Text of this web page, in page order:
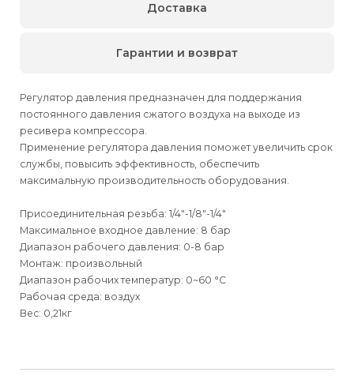
Регулятор давления предназначен для поддержания
постоянного давления сжатого воздуха на выходе из
ресивера компрессора.
Применение регулятора давления поможет увеличить срок
службы, повысить эффективность, обеспечить
максимальную производительность оборудования.
Присоединительная резьба: 1/4"-1/8"-1/4"
Максимальное входное давление: 8 бар
Диапазон рабочего давления: 0-8 бар
Монтаж: произвольный
Диапазон рабочих температур: 0~60 °С
Рабочая среда: воздух
Вес: 0,21кг
лиц
Доставка
Способыдоставки
Гарантии и возврат
лиц